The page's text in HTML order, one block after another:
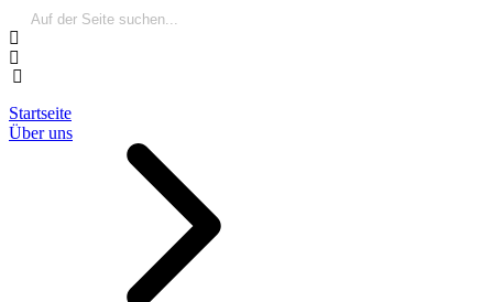
Startseite
Über uns